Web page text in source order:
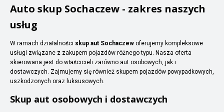
Auto skup Sochaczew - zakres naszych
usług
W ramach działalności skup aut Sochaczew oferujemy kompleksowe
usługi związane z zakupem pojazdów różnego typu. Nasza oferta
skierowana jest do właścicieli zarówno aut osobowych, jak i
dostawczych. Zajmujemy się również skupem pojazdów powypadkowych,
uszkodzonych oraz luksusowych.
Skup aut osobowych i dostawczych